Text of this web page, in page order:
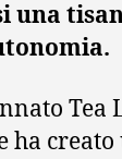
una
Tea
ha